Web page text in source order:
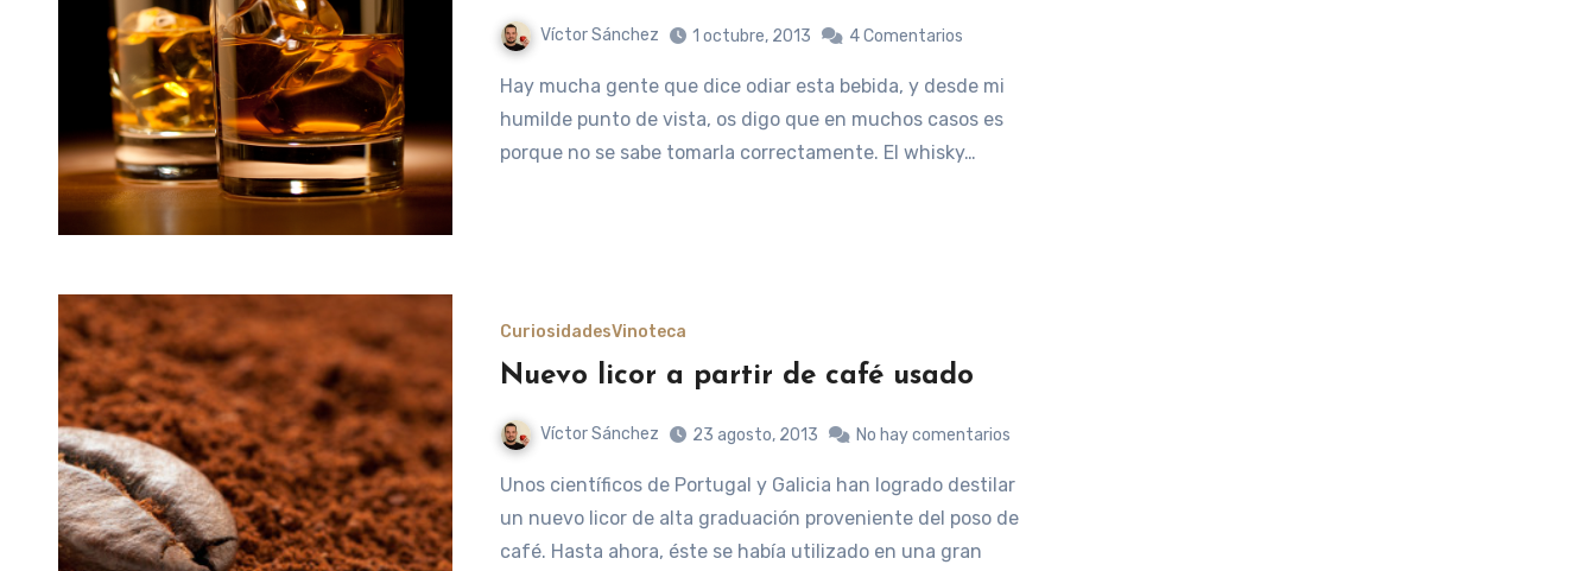
Víctor Sánchez 1 octubre, 2013 4 Comentarios
Hay mucha gente que dice odiar esta bebida, y desde mi
humilde punto de vista, os digo que en muchos casos es
porque no se sabe tomarla correctamente. El whisky…
CuriosidadesVinoteca
Nuevo licor a partir de café usado
Víctor Sánchez 23 agosto, 2013 No hay comentarios
Unos científicos de Portugal y Galicia han logrado destilar
un nuevo licor de alta graduación proveniente del poso de
café. Hasta ahora, éste se había utilizado en una gran